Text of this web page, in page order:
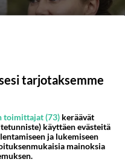
Kulju saa
"Iso, iso…"
-kisassa.
tarjotaksemme
toimittajat (73) keräävät
käyttäen evästeitä
ja lukemiseen
mainoksia